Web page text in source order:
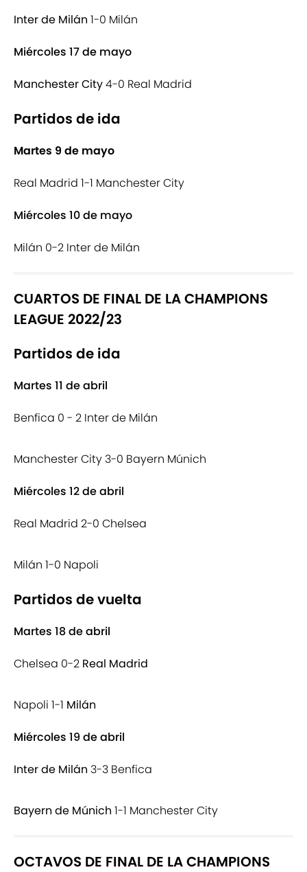
Inter de Milán 1-0 Milán
Miércoles 17 de mayo
Manchester City4-0 Real Madrid
Partidos de ida
Martes 9 de mayo
Real Madrid 1-1 Manchester City
Miércoles 10 de mayo
Milán 0-2 Inter de Milán
CUARTOS DE FINAL DE LA CHAMPIONS
LEAGUE 2022/23
Partidos de ida
Martes 11 de abril
Benfica 0 - 2 Inter de Milán
Manchester City 3-0 Bayern Múnich
Miércoles 12 de abril
Real Madrid 2-0 Chelsea
Milán 1-0 Napoli
Partidos de vuelta
Martes 18 de abril
Chelsea 0-2 Real Madrid
Napoli 1-1 Milán
Miércoles 19 de abril
Inter de Milán 3-3 Benfica
Bayern de Múnich 1-1 Manchester City
OCTAVOS DE FINAL DE LA CHAMPIONS